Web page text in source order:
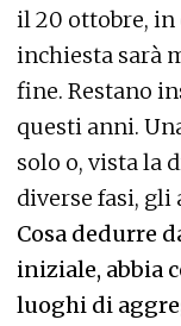
il 20 ottobre, in
inchiesta sarà
fine. Restano
questi anni.
solo o, vista la
diverse fasi, gli
Cosa dedurre
iniziale, abbia
luoghi di